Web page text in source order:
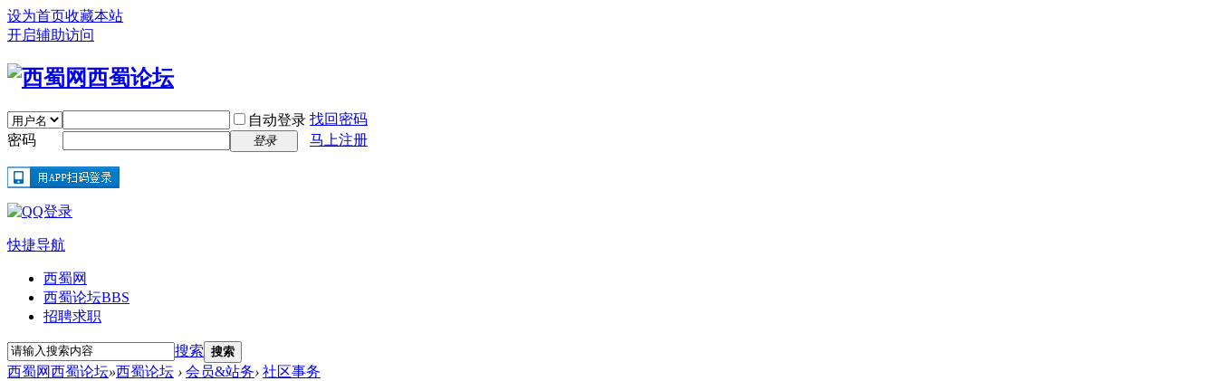
设为首页收藏本站
开启辅助访问
自动登录 找回密码
密码
登录 马上注册
快捷导航
西蜀网
西蜀论坛BBS
招聘求职
搜索 搜索
西蜀网西蜀论坛»西蜀论坛 › 会员&站务› 社区事务